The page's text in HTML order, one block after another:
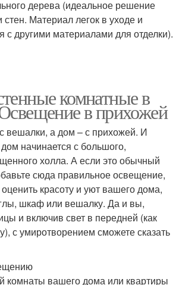
дерева (идеальное решение
стен. Материал легок в уходе и
с другими материалами для отделки).
комнатные в
в прихожей
вешалки, а дом – с прихожей. И
начинается с большого,
холла. А если это обычный
сюда правильное освещение,
красоту и уют вашего дома,
шкаф или вешалку. Да и вы,
и включив свет в передней (как
с умиротворением сможете сказать
комнаты вашего дома или квартиры